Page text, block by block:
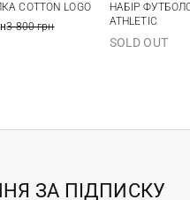
COTTON LOGO
3 800 грн
НАБІР
ATHLETIC
SOLD OUT
ЗА ПІДПИСКУ